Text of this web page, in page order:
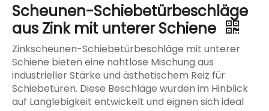
Scheunen-Schiebetürbeschläge
aus Zink mit unterer Schiene
Zinkscheunen-Schiebetürbeschläge mit unterer
Schiene bieten eine nahtlose Mischung aus
industrieller Stärke und ästhetischem Reiz für
Schiebetüren. Diese Beschläge wurden im Hinblick
auf Langlebigkeit entwickelt und eignen sich ideal